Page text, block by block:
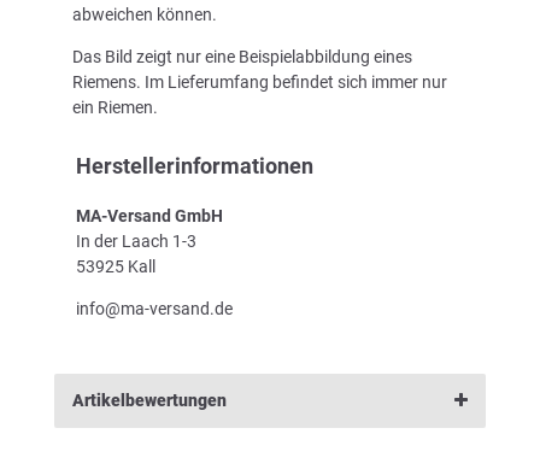
abweichen können.
Das Bild zeigt nur eine Beispielabbildung eines
Riemens. Im Lieferumfang befindet sich immer nur
ein Riemen.
Herstellerinformationen
MA-Versand GmbH
In der Laach 1-3
53925 Kall
info@ma-versand.de
Artikelbewertungen